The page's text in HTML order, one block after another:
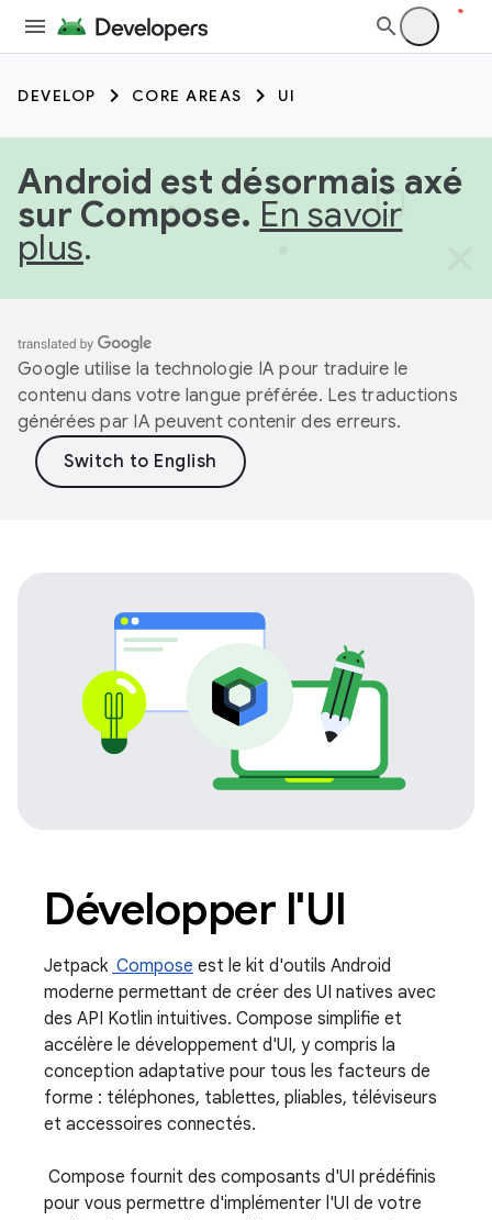
DEVELOP CORE AREAS UI
Android est désormais axé
sur Compose. En savoir
plus.
Google utilise la technologie IA pour traduire le
contenu dans votre langue préférée. Les traductions
générées par IA peuvent contenir des erreurs.
Développer l'UI
Jetpack Compose est le kit d'outils Android
moderne permettant de créer des UI natives avec
des API Kotlin intuitives. Compose simplifie et
accélère le développement d'UI, y compris la
conception adaptative pour tous les facteurs de
forme : téléphones, tablettes, pliables, téléviseurs
et accessoires connectés.
Compose fournit des composants d'UI prédéfinis
pour vous permettre d'implémenter l'UI de votre